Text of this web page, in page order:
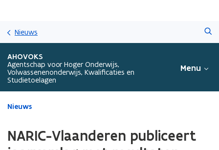
inhoud
gaan
Nieuws
AHOVOKS
Agentschap voor Hoger Onderwijs,
Volwassenenonderwijs, Kwalificaties en
Studietoelagen
Menu
Gedaan
bevindt
Nieuws
NARIC-Vlaanderen publiceert